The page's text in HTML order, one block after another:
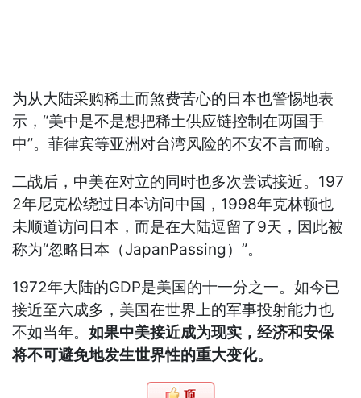
为从大陆采购稀土而煞费苦心的日本也警惕地表
示，“美中是不是想把稀土供应链控制在两国手
中”。菲律宾等亚洲对台湾风险的不安不言而喻。
二战后，中美在对立的同时也多次尝试接近。197
2年尼克松绕过日本访问中国，1998年克林顿也
未顺道访问日本，而是在大陆逗留了9天，因此被
称为“忽略日本（JapanPassing）”。
1972年大陆的GDP是美国的十一分之一。如今已
接近至六成多，美国在世界上的军事投射能力也
不如当年。如果中美接近成为现实，经济和安保
将不可避免地发生世界性的重大变化。